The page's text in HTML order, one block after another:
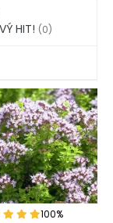
HIT! (0)
100%